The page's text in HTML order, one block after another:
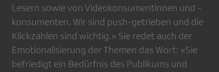
Lesern sowie von Videokonsumentinnen und -
konsumenten. Wir sind push-getrieben und die
Klickzahlen sind wichtig.» Sie redet auch der
Emotionalisierung der Themen das Wort: «Sie
befriedigt ein Bedürfnis des Publikums und